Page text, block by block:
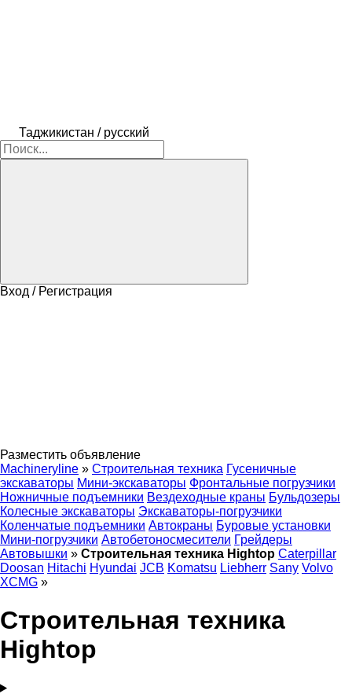
Таджикистан / русский
Вход / Регистрация
Разместить объявление
Machineryline » Строительная техника Гусеничные
экскаваторы Мини-экскаваторы Фронтальные погрузчики
Ножничные подъемники Вездеходные краны Бульдозеры
Колесные экскаваторы Экскаваторы-погрузчики
Коленчатые подъемники Автокраны Буровые установки
Мини-погрузчики Автобетоносмесители Грейдеры
Автовышки » Строительная техника Hightop Caterpillar
Doosan Hitachi Hyundai JCB Komatsu Liebherr Sany Volvo
XCMG »
Строительная техника
Hightop